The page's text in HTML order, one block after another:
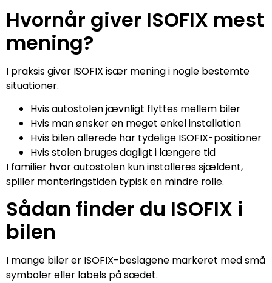
Hvornår giver ISOFIX mest
mening?
I praksis giver ISOFIX især mening i nogle bestemte
situationer.
Hvis autostolen jævnligt flyttes mellem biler
Hvis man ønsker en meget enkel installation
Hvis bilen allerede har tydelige ISOFIX-positioner
Hvis stolen bruges dagligt i længere tid
I familier hvor autostolen kun installeres sjældent,
spiller monteringstiden typisk en mindre rolle.
Sådan finder du ISOFIX i
bilen
I mange biler er ISOFIX-beslagene markeret med små
symboler eller labels på sædet.